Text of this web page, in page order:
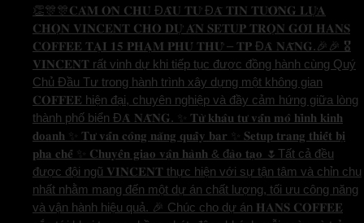
👏🎊🎊𝐂𝐀̉𝐌 𝐎̛𝐍 𝐂𝐇𝐔̉ Đ𝐀̂̀𝐔 𝐓𝐔̛ Đ𝐀̃ 𝐓𝐈𝐍 𝐓𝐔̛𝐎̛̉𝐍𝐆 𝐋𝐔̛̣𝐀
𝐂𝐇𝐎̣𝐍 𝐕𝐈𝐍𝐂𝐄𝐍𝐓 𝐂𝐇𝐎 𝐃𝐔̛̣ 𝐀́𝐍 𝐒𝐄𝐓𝐔𝐏 𝐓𝐑𝐎̣𝐍 𝐆𝐎́𝐈 𝐇𝐀𝐍𝐒
𝐂𝐎𝐅𝐅𝐄𝐄 𝐓𝐀̣𝐈 𝟏𝟓 𝐏𝐇𝐀̣𝐌 𝐏𝐇𝐔́ 𝐓𝐇𝐔̛́ – 𝐓𝐏 Đ𝐀̀ 𝐍𝐀̆̃𝐍𝐆.🎉🎉 🎖️
𝐕𝐈𝐍𝐂𝐄𝐍𝐓 rất vinh dự khi tiếp tục được đồng hành cùng Quý
Chủ Đầu Tư trong hành trình xây dựng một không gian
𝐂𝐎𝐅𝐅𝐄𝐄 hiện đại, chuyên nghiệp và đầy cảm hứng giữa lòng
thành phố biển Đ𝐀̀ 𝐍𝐀̆̃𝐍𝐆. ✨ 𝐓𝐮̛̀ 𝐤𝐡𝐚̂𝐮 𝐭𝐮̛ 𝐯𝐚̂́𝐧 𝐦𝐨̂ 𝐡𝐢̀𝐧𝐡 𝐤𝐢𝐧𝐡
𝐝𝐨𝐚𝐧𝐡 ✨ 𝐓𝐮̛ 𝐯𝐚̂́𝐧 𝐜𝐨̂𝐧𝐠 𝐧𝐚̆𝐧𝐠 𝐪𝐮𝐚̂̀𝐲 𝐛𝐚𝐫 ✨ 𝐒𝐞𝐭𝐮𝐩 𝐭𝐫𝐚𝐧𝐠 𝐭𝐡𝐢𝐞̂́𝐭 𝐛𝐢̣
𝐩𝐡𝐚 𝐜𝐡𝐞̂́ ✨ 𝐂𝐡𝐮𝐲𝐞̂̉𝐧 𝐠𝐢𝐚𝐨 𝐯𝐚̣̂𝐧 𝐡𝐚̀𝐧𝐡 & đ𝐚̀𝐨 𝐭𝐚̣𝐨 🌷Tất cả đều
được đội ngũ 𝐕𝐈𝐍𝐂𝐄𝐍𝐓 thực hiện với sự tận tâm và chỉn chu
nhất nhằm mang đến một dự án chất lượng, tối ưu công năng
và vận hành hiệu quả. 🎉 Chúc cho dự án 𝐇𝐀𝐍𝐒 𝐂𝐎𝐅𝐅𝐄𝐄